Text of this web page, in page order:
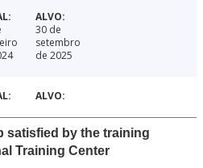
30 de
setembro
de 2025
satisfied by the training
Training Center